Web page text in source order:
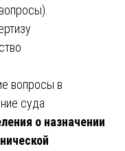
вопросы в
суда
о назначении